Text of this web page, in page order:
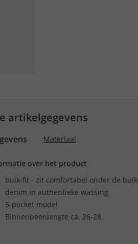
artikelgegevens
Materiaal
over het product
buik-fit - zit comfortabel onder de buik
denim in authentieke wassing
5-pocket model
Binnenbeenlengte ca. 26-28